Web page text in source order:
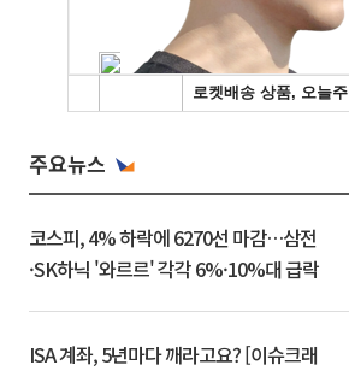
주요뉴스
코스피, 4% 하락에 6270선 마감…삼전
·SK하닉 '와르르' 각각 6%·10%대 급락
ISA 계좌, 5년마다 깨라고요? [이슈크래